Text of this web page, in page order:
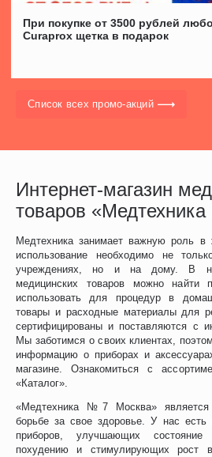
При покупке от 3500 рублей
Curaprox щетка в подарок
Список всех промо-акций
Интернет-магазин
товаров
Медтехника занимает важную роль в
использование необходимо не
учреждениях, но и на дому. В
медицинских товаров можно найти
использовать для процедур в
товары и расходные материалы для
сертифицированы и поставляются с
Мы заботимся о своих клиентах,
информацию о приборах и
магазине. Ознакомиться с
«Каталог».
«Медтехника №7 Москва»
борьбе за свое здоровье. У нас есть
приборов, улучшающих состояние
похудению и стимулирующих рост